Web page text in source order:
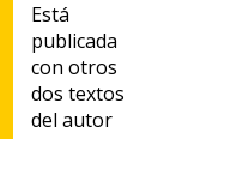
Está
publicada
con otros
dos textos
del autor